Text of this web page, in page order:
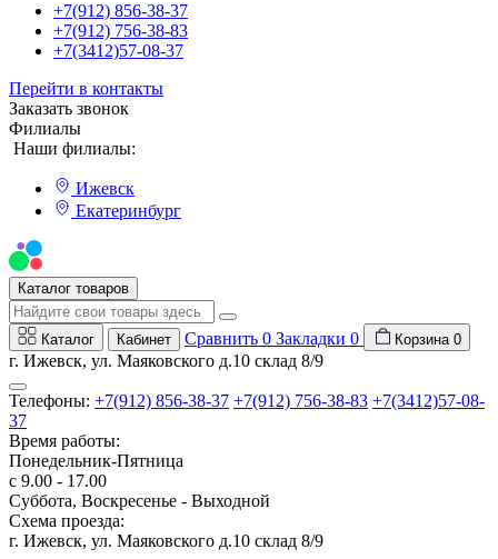
+7(912) 856-38-37
+7(912) 756-38-83
+7(3412)57-08-37
Перейти в контакты
Заказать звонок
Филиалы
Наши филиалы:
Ижевск
Екатеринбург
Каталог товаров
Каталог Кабинет Сравнить 0 Закладки 0 Корзина 0
г. Ижевск, ул. Маяковского д.10 склад 8/9
Телефоны: +7(912) 856-38-37 +7(912) 756-38-83 +7(3412)57-08-
37
Время работы:
Понедельник-Пятница
с 9.00 - 17.00
Суббота, Воскресенье - Выходной
Схема проезда:
г. Ижевск, ул. Маяковского д.10 склад 8/9